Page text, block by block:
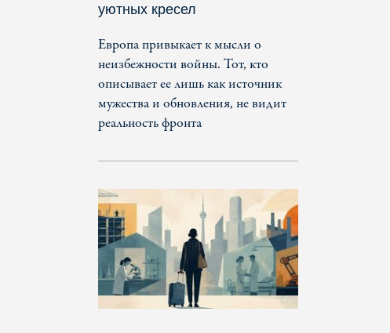
уютных кресел
Европа привыкает к мысли о
неизбежности войны. Тот, кто
описывает ее лишь как источник
мужества и обновления, не видит
реальность фронта